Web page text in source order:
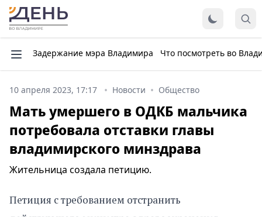
Задержание мэра Владимира Что посмотреть во
10 апреля 2023, 17:17 Новости Общество
Мать умершего в ОДКБ мальчика
потребовала отставки главы
владимирского минздрава
Жительница создала петицию.
Петиция с требованием отстранить